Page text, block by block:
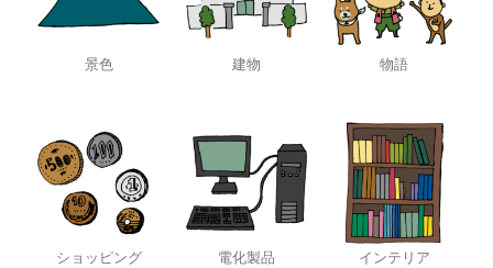
景色 建物 物語
ショッピング 電化製品 インテリア